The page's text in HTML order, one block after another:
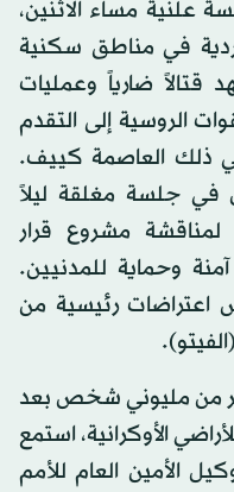
علنية مساء الاثنين،
في مناطق سكنية
قتالاً ضارياً وعمليات
الروسية إلى التقدم
ذلك العاصمة كييف.
جلسة مغلقة ليلاً
مشروع قرار
وحماية للمدنيين.
اعتراضات رئيسية من
من مليوني شخص بعد
الأوكرانية، استمع
الأمين العام للأمم